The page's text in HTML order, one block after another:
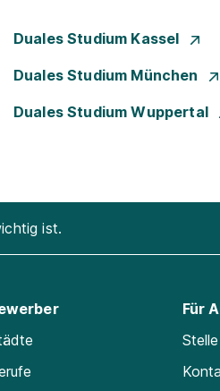
Duales Studium Kassel
Duales Studium München
Duales Studium Wuppertal
ist.
Für